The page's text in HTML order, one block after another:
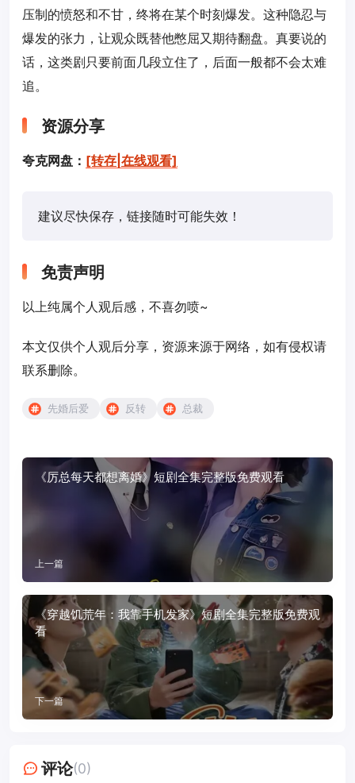
压制的愤怒和不甘，终将在某个时刻爆发。这种隐忍与
爆发的张力，让观众既替他憋屈又期待翻盘。真要说的
话，这类剧只要前面几段立住了，后面一般都不会太难
追。
资源分享
夸克网盘： [转存|在线观看]
建议尽快保存，链接随时可能失效！
免责声明
以上纯属个人观后感，不喜勿喷~
本文仅供个人观后分享，资源来源于网络，如有侵权请
联系删除。
先婚后爱 反转 总裁
《厉总每天都想离婚》短剧全集完整版免费观看
上一篇
《穿越饥荒年：我靠手机发家》短剧全集完整版免费观
看
下一篇
评论(0)